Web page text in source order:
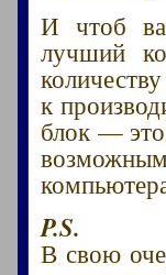
И чтоб
лучший
к
блок — это
P.S.
В свою